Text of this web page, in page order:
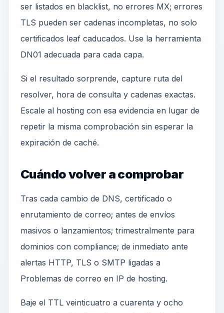
ser listados en blacklist, no errores MX; errores
TLS pueden ser cadenas incompletas, no solo
certificados leaf caducados. Use la herramienta
DN01 adecuada para cada capa.
Si el resultado sorprende, capture ruta del
resolver, hora de consulta y cadenas exactas.
Escale al hosting con esa evidencia en lugar de
repetir la misma comprobación sin esperar la
expiración de caché.
Cuándo volver a comprobar
Tras cada cambio de DNS, certificado o
enrutamiento de correo; antes de envíos
masivos o lanzamientos; trimestralmente para
dominios con compliance; de inmediato ante
alertas HTTP, TLS o SMTP ligadas a
Problemas de correo en IP de hosting.
Baje el TTL veinticuatro a cuarenta y ocho